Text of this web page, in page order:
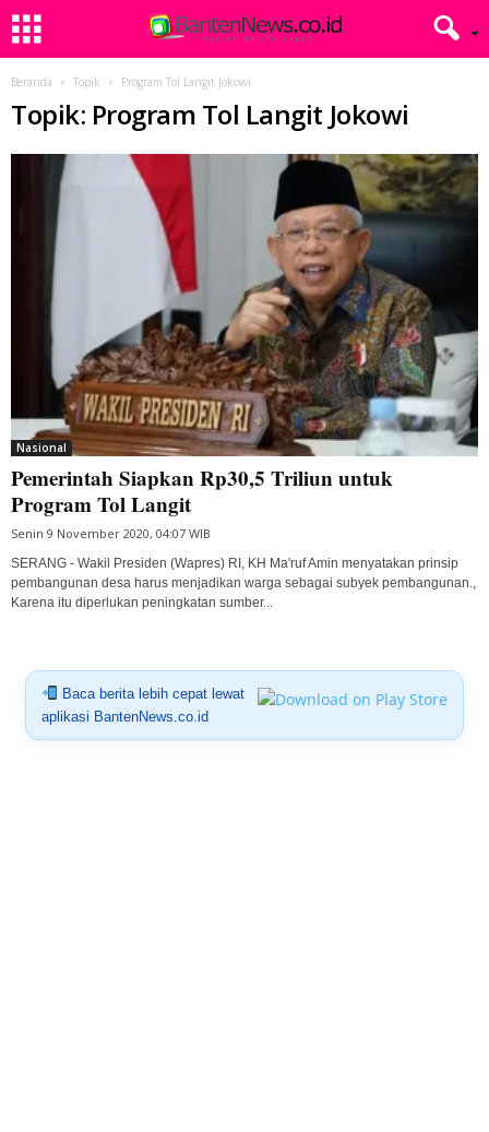
Beranda Topik Program Tol Langit Jokowi
Topik: Program Tol Langit Jokowi
Nasional
Pemerintah Siapkan Rp30,5 Triliun untuk
Program Tol Langit
Senin 9 November 2020, 04:07 WIB
SERANG - Wakil Presiden (Wapres) RI, KH Ma'ruf Amin menyatakan prinsip
pembangunan desa harus menjadikan warga sebagai subyek pembangunan.,
Karena itu diperlukan peningkatan sumber...
Baca berita lebih cepat lewat
aplikasi BantenNews.co.id